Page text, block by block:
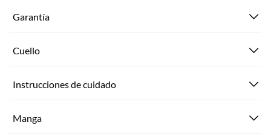
Garantía
Cuello
Instrucciones de cuidado
Manga